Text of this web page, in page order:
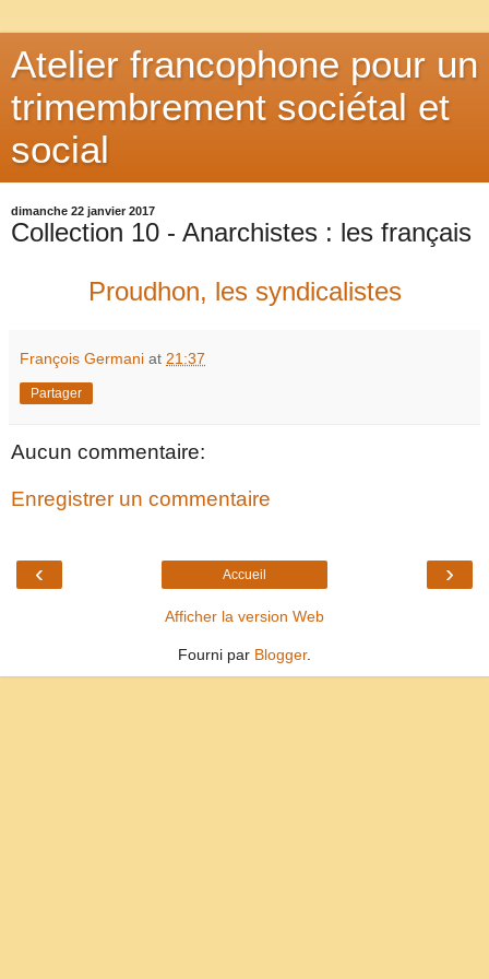
Atelier francophone pour un
trimembrement sociétal et
social
dimanche 22 janvier 2017
Collection 10 - Anarchistes : les français
Proudhon, les syndicalistes
François Germani at 21:37
Partager
Aucun commentaire:
Enregistrer un commentaire
‹ ›
Accueil
Afficher la version Web
Fourni par Blogger.